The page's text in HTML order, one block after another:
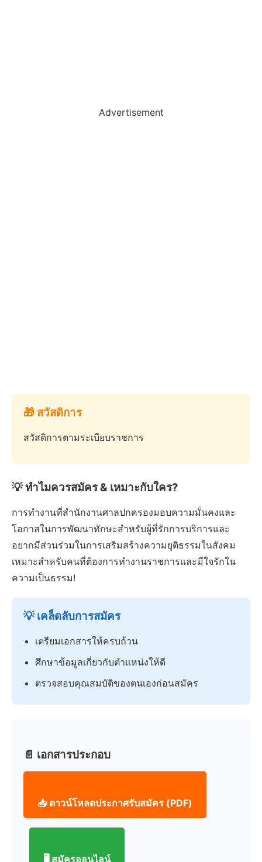
Advertisement
🎁 สวัสดิการ
สวัสดิการตามระเบียบราชการ
💡 ทำไมควรสมัคร & เหมาะกับใคร?
การทำงานที่สำนักงานศาลปกครองมอบความมั่นคงและ
โอกาสในการพัฒนาทักษะสำหรับผู้ที่รักการบริการและ
อยากมีส่วนร่วมในการเสริมสร้างความยุติธรรมในสังคม
เหมาะสำหรับคนที่ต้องการทำงานราชการและมีใจรักใน
ความเป็นธรรม!
💡 เคล็ดลับการสมัคร
เตรียมเอกสารให้ครบถ้วน
ศึกษาข้อมูลเกี่ยวกับตำแหน่งให้ดี
ตรวจสอบคุณสมบัติของตนเองก่อนสมัคร
📄 เอกสารประกอบ
📥 ดาวน์โหลดประกาศรับสมัคร (PDF)
🖥️ สมัครออนไลน์